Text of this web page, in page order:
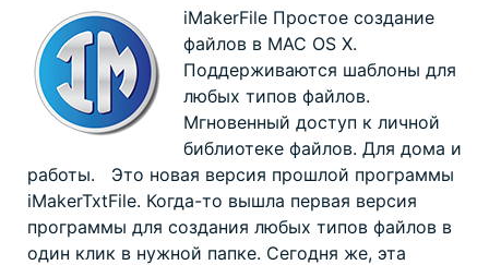
Простое
создание
любых
файлов
в
Mac
OS
X
iMakerFile Простое создание
файлов в MAC OS X.
Поддерживаются шаблоны для
любых типов файлов.
Мгновенный доступ к личной
библиотеке файлов. Для дома и
работы. Это новая версия прошлой программы
iMakerTxtFile. Когда-то вышла первая версия
программы для создания любых типов файлов в
один клик в нужной папке. Сегодня же, эта